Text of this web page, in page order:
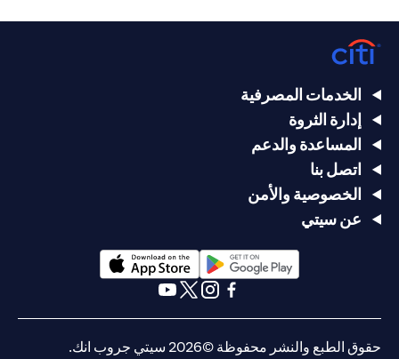
الخدمات المصرفية
إدارة الثروة
المساعدة والدعم
اتصل بنا
الخصوصية والأمن
عن سيتي
(opens in a new tab)
حقوق الطبع والنشر محفوظة ©2026 سيتي جروب انك.